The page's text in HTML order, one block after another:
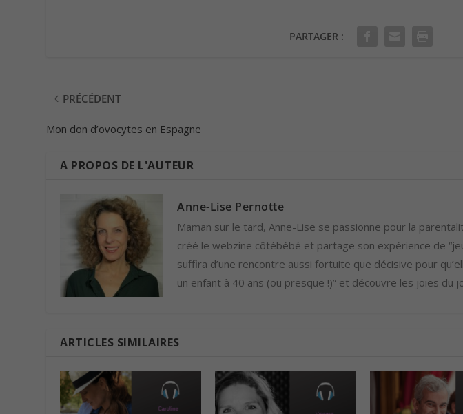
PARTAGER :
PRÉCÉDENT
Mon don d’ovocytes en Espagne
A PROPOS DE L'AUTEUR
Anne-Lise Pernotte
Maman sur le tard, Anne-Lise se passionne pour la
créé le webzine côtébébé et partage son expérience de
suffira d’une rencontre aussi fortuite que décisive pour
un enfant à 40 ans (ou presque !)” et découvre les joies du
ARTICLES SIMILAIRES